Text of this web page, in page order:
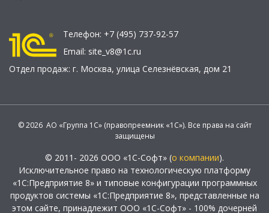
Телефон: +7 (495) 737-92-57
Email: site_v8@1c.ru
Отдел продаж: г. Москва, улица Селезнёвская, дом 21
© 2026 АО «Группа 1С» (правопреемник «1С»). Все права на сайт
защищены
© 2011- 2026 ООО «1С-Софт» (о компании).
Исключительное право на технологическую платформу
«1С:Предприятие 8» и типовые конфигурации программных
продуктов системы «1С:Предприятие 8», представленные на
этом сайте, принадлежит ООО «1С-Софт» - 100% дочерней